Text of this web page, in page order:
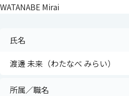
WATANABE Mirai
氏名
渡邊 未来（わたなべ みらい）
所属／職名